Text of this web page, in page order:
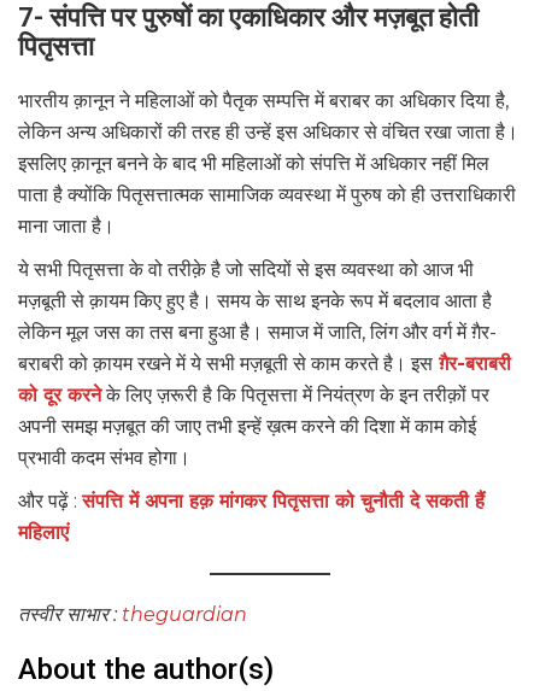
7- संपत्ति पर पुरुषों का एकाधिकार और मज़बूत होती
पितृसत्ता
भारतीय क़ानून ने महिलाओं को पैतृक सम्पत्ति में बराबर का अधिकार दिया है,
लेकिन अन्य अधिकारों की तरह ही उन्हें इस अधिकार से वंचित रखा जाता है।
इसलिए क़ानून बनने के बाद भी महिलाओं को संपत्ति में अधिकार नहीं मिल
पाता है क्योंकि पितृसत्तात्मक सामाजिक व्यवस्था में पुरुष को ही उत्तराधिकारी
माना जाता है।
ये सभी पितृसत्ता के वो तरीक़े है जो सदियों से इस व्यवस्था को आज भी
मज़बूती से क़ायम किए हुए है। समय के साथ इनके रूप में बदलाव आता है
लेकिन मूल जस का तस बना हुआ है। समाज में जाति, लिंग और वर्ग में ग़ैर-
बराबरी को क़ायम रखने में ये सभी मज़बूती से काम करते है। इस ग़ैर-बराबरी
को दूर करनेके लिए ज़रूरी है कि पितृसत्ता में नियंत्रण के इन तरीक़ों पर
अपनी समझ मज़बूत की जाए तभी इन्हें ख़त्म करने की दिशा में काम कोई
प्रभावी कदम संभव होगा।
और पढ़ें :संपत्ति में अपना हक़ मांगकर पितृसत्ता को चुनौती दे सकती हैं
महिलाएं
तस्वीर साभार : theguardian
About the author(s)